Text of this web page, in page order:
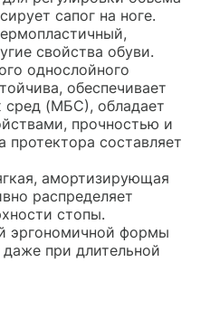
сапог на ноге.
свойства обуви.
однослойного
обеспечивает
сред (МБС), обладает
прочностью и
протектора составляет
амортизирующая
распределяет
стопы.
эргономичной формы
при длительной